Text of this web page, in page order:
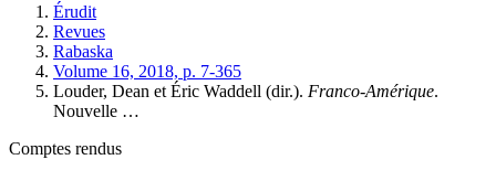
Érudit
Revues
Rabaska
Volume 16, 2018, p. 7-365
Louder, Dean et Éric Waddell (dir.). Franco-Amérique.
Nouvelle …
Comptes rendus